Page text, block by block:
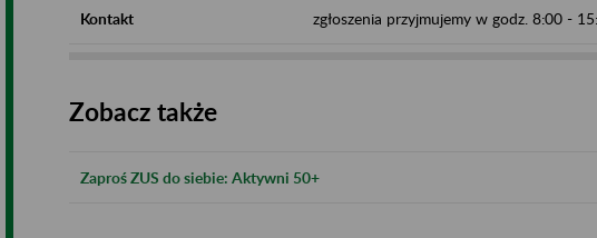
Kontakt zgłoszenia przyjmujemy w godz. 8:00 -
Zobacz także
Zaproś ZUS do siebie: Aktywni 50+